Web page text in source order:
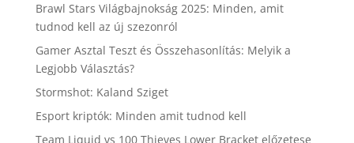
Brawl Stars Világbajnokság 2025: Minden, amit
tudnod kell az új szezonról
Gamer Asztal Teszt és Összehasonlítás: Melyik a
Legjobb Választás?
Stormshot: Kaland Sziget
Esport kriptók: Minden amit tudnod kell
Team Liquid vs 100 Thieves Lower Bracket előzetese